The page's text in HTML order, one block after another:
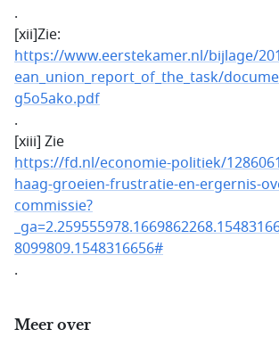
.
[xii]Zie:
https://www.eerstekamer.nl/bijlage/
ean_union_report_of_the_task/
g5o5ako.pdf
.
[xiii] Zie
https://fd.nl/economie-politiek/
haag-groeien-frustratie-en-ergernis-
commissie?
8099809.1548316656#
.
Meer over